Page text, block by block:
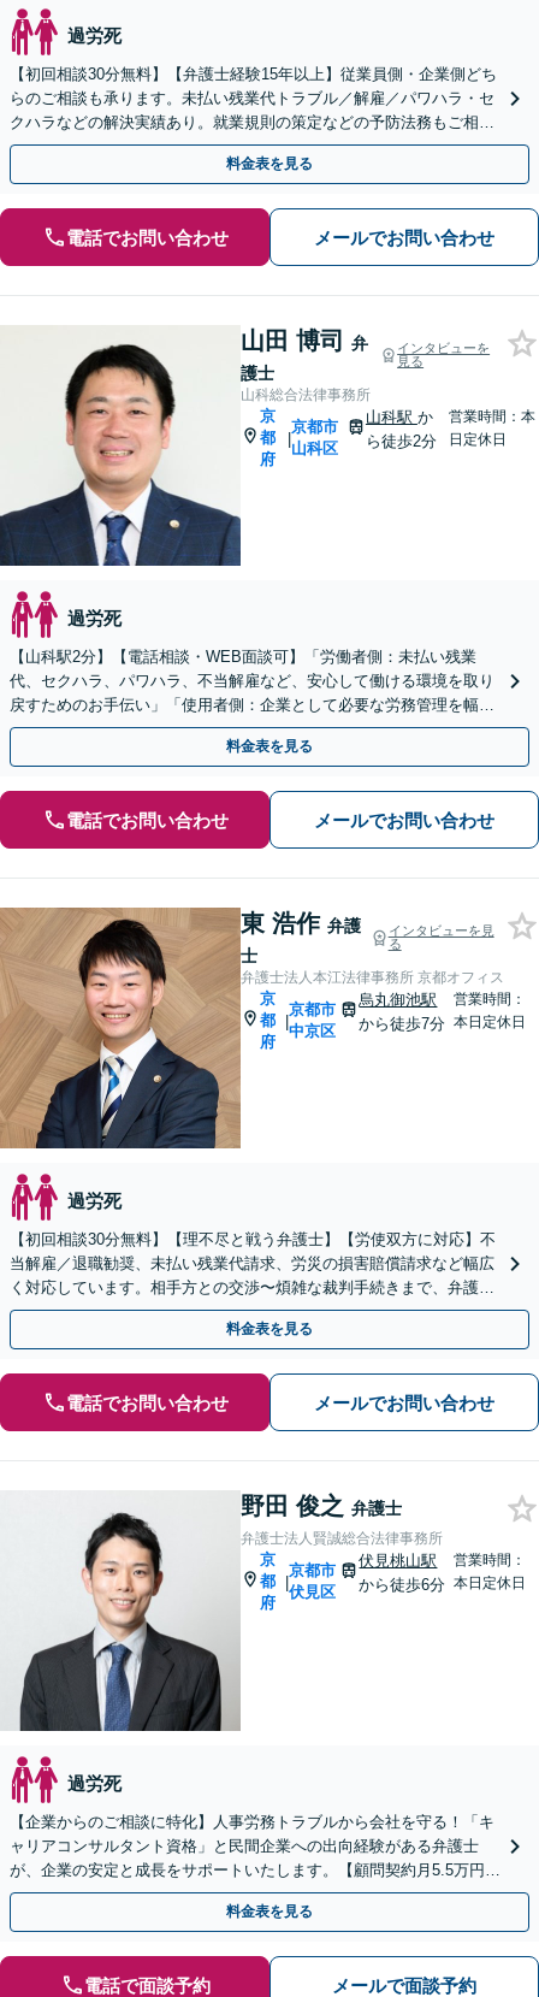
過労死
【初回相談30分無料】【弁護士経験15年以上】従業員側・企業側どち
らのご相談も承ります。未払い残業代トラブル／解雇／パワハラ・セ
クハラなどの解決実績あり。就業規則の策定などの予防法務もご相談
ください【宗教法人／医療法人のご相談も対応可】
料金表を見る
電話でお問い合わせ メールでお問い合わせ
山田 博司
弁
護士
インタビューを
見る
山科総合法律事務所
京
都
府
|
京都市
山科区
山科駅 か
ら徒歩2分
営業時間：本
日定休日
過労死
【山科駅2分】【電話相談・WEB面談可】「労働者側：未払い残業
代、セクハラ、パワハラ、不当解雇など、安心して働ける環境を取り
戻すためのお手伝い」「使用者側：企業として必要な労務管理を幅広
くサポート」【スポット契約・顧問契約どちらも対応可】
料金表を見る
電話でお問い合わせ メールでお問い合わせ
東 浩作 弁護
士
インタビューを見
る
弁護士法人本江法律事務所 京都オフィス
京
都
府
|
京都市
中京区
烏丸御池駅
から徒歩7分
営業時間：
本日定休日
過労死
【初回相談30分無料】【理不尽と戦う弁護士】【労使双方に対応】不
当解雇／退職勧奨、未払い残業代請求、労災の損害賠償請求など幅広
く対応しています。相手方との交渉〜煩雑な裁判手続きまで、弁護士
が丁寧にサポートします【電話・メール・WEB相談可】
料金表を見る
電話でお問い合わせ メールでお問い合わせ
野田 俊之 弁護士
弁護士法人賢誠総合法律事務所
京
都
府
|
京都市
伏見区
伏見桃山駅
から徒歩6分
営業時間：
本日定休日
過労死
【企業からのご相談に特化】人事労務トラブルから会社を守る！「キ
ャリアコンサルタント資格」と民間企業への出向経験がある弁護士
が、企業の安定と成長をサポートいたします。【顧問契約月5.5万円
（税込）〜】【WEB面談対応】
料金表を見る
電話で面談予約 メールで面談予約